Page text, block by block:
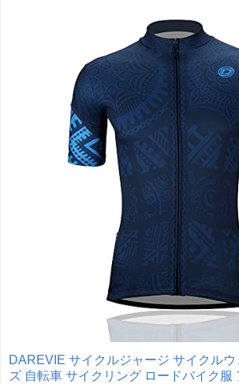
DAREVIE サイクルジャージ サイクル
ズ 自転車 サイクリング ロードバイク服